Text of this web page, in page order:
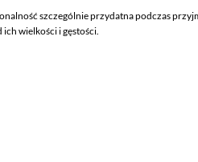
szczególnie przydatna podczas
wielkości i gęstości.